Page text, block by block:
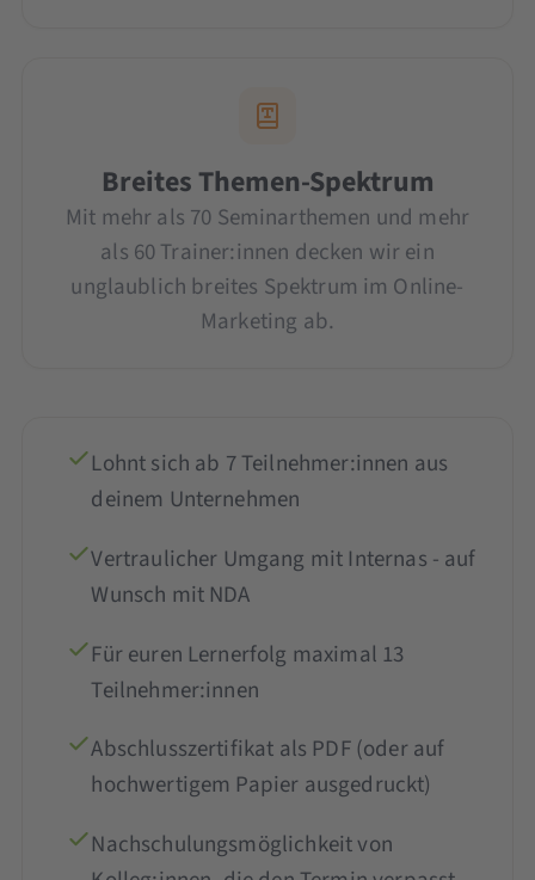
Breites Themen-Spektrum
Mit mehr als 70 Seminarthemen und mehr
als 60 Trainer:innen decken wir ein
unglaublich breites Spektrum im Online-
Marketing ab.
Lohnt sich ab 7 Teilnehmer:innen aus
deinem Unternehmen
Vertraulicher Umgang mit Internas - auf
Wunsch mit NDA
Für euren Lernerfolg maximal 13
Teilnehmer:innen
Abschlusszertifikat als PDF (oder auf
hochwertigem Papier ausgedruckt)
Nachschulungsmöglichkeit von